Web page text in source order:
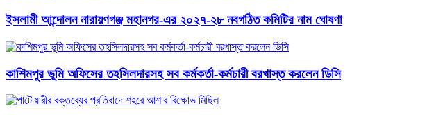
ইসলামী আন্দোলন নারায়ণগঞ্জ মহানগর-এর ২০২৭-২৮ নবগঠিত কমিটির নাম ঘোষণা
কাশিমপুর ভূমি অফিসের তহসিলদারসহ সব কর্মকর্তা-কর্মচারী বরখাস্ত করলেন ডিসি